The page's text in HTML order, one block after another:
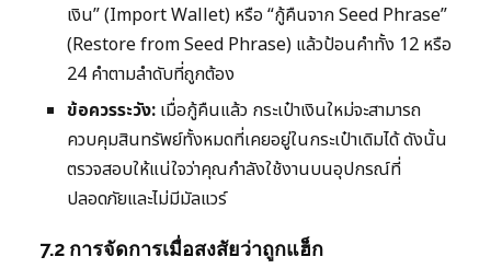
เงิน” (Import Wallet) หรือ “กู้คืนจาก Seed Phrase”
(Restore from Seed Phrase) แล้วป้อนคำทั้ง 12 หรือ
24 คำตามลำดับที่ถูกต้อง
ข้อควรระวัง: เมื่อกู้คืนแล้ว กระเป๋าเงินใหม่จะสามารถ
ควบคุมสินทรัพย์ทั้งหมดที่เคยอยู่ในกระเป๋าเดิมได้ ดังนั้น
ตรวจสอบให้แน่ใจว่าคุณกำลังใช้งานบนอุปกรณ์ที่
ปลอดภัยและไม่มีมัลแวร์
7.2 การจัดการเมื่อสงสัยว่าถูกแฮ็ก